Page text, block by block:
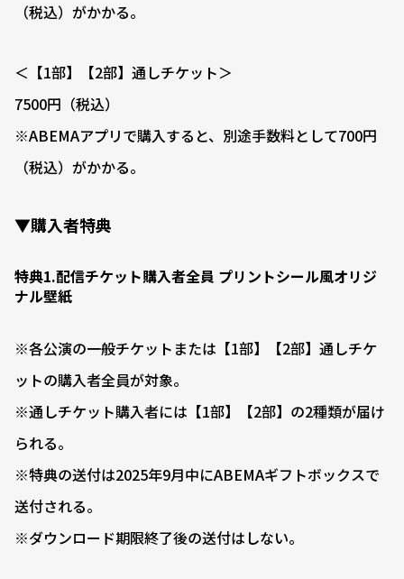
（税込）がかかる。
＜【1部】【2部】通しチケット＞
7500円（税込）
※ABEMAアプリで購入すると、別途手数料として700円
（税込）がかかる。
▼購入者特典
特典1.配信チケット購入者全員 プリントシール風オリジ
ナル壁紙
※各公演の一般チケットまたは【1部】【2部】通しチケ
ットの購入者全員が対象。
※通しチケット購入者には【1部】【2部】の2種類が届け
られる。
※特典の送付は2025年9月中にABEMAギフトボックスで
送付される。
※ダウンロード期限終了後の送付はしない。